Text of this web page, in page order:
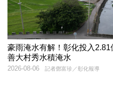
豪雨淹水有解！彰化投入
善大村秀水積淹水
記者鄧富珍／彰化報導
2026-08-06